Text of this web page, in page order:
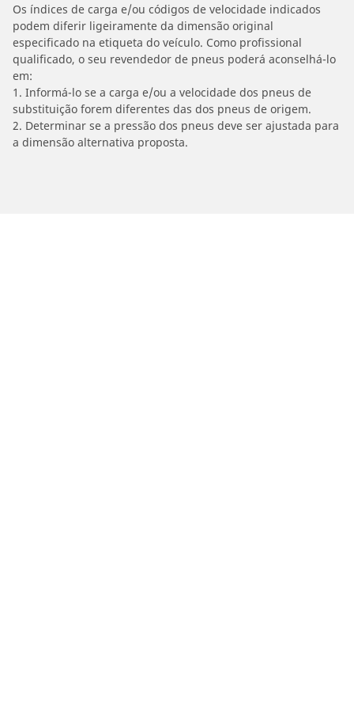
Os índices de carga e/ou códigos de velocidade indicados
podem diferir ligeiramente da dimensão original
especificado na etiqueta do veículo. Como profissional
qualificado, o seu revendedor de pneus poderá aconselhá-lo
em:
1. Informá-lo se a carga e/ou a velocidade dos pneus de
substituição forem diferentes das dos pneus de origem.
2. Determinar se a pressão dos pneus deve ser ajustada para
a dimensão alternativa proposta.